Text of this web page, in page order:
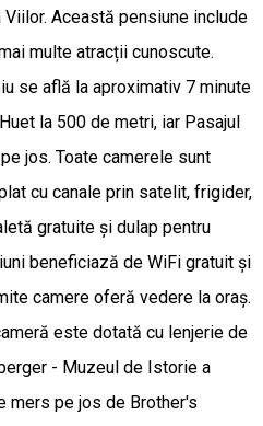
Această pensiune include
multe atracții cunoscute.
se află la aproximativ 7 minute
la 500 de metri, iar Pasajul
jos. Toate camerele sunt
cu canale prin satelit, frigider,
gratuite și dulap pentru
beneficiază de WiFi gratuit și
camere oferă vedere la oraș.
este dotată cu lenjerie de
- Muzeul de Istorie a
mers pe jos de Brother's